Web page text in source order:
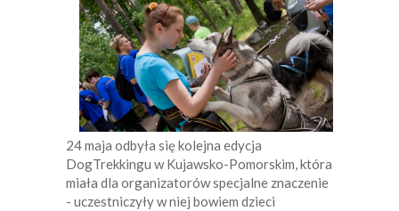
24 maja odbyła się kolejna edycja
DogTrekkingu w Kujawsko-Pomorskim, która
miała dla organizatorów specjalne znaczenie
- uczestniczyły w niej bowiem dzieci